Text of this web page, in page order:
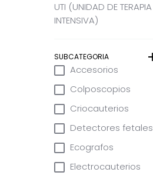
UTI (UNIDAD DE TERAPIA
INTENSIVA)
SUBCATEGORIA
Accesorios
Colposcopios
Criocauterios
Detectores fetales
Ecografos
Electrocauterios